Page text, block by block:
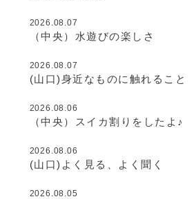
2026.08.07
（中央）水遊びの楽しさ
2026.08.07
(山口)身近なものに触れること
2026.08.06
（中央）スイカ割りをしたよ♪
2026.08.06
(山口)よく見る、よく聞く
2026.08.05